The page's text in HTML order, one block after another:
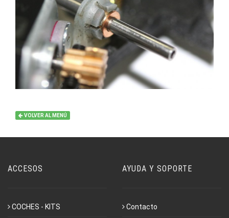
VOLVER AL MENÚ
ACCESOS
COCHES - KITS
AYUDA Y SOPORTE
Contacto